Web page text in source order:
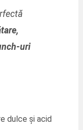
uri
dulce și acid